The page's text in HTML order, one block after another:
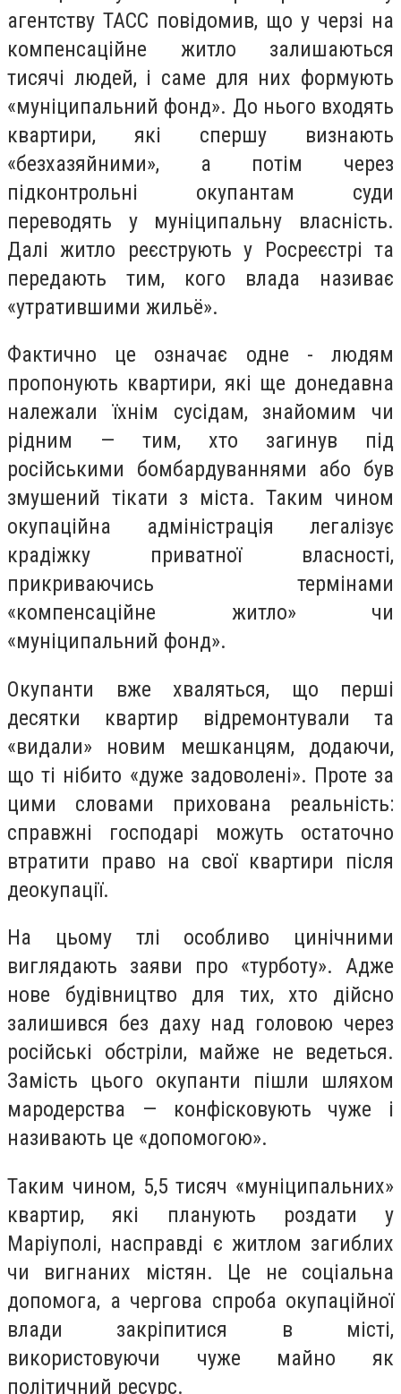
агентству ТАСС повідомив, що у черзі на
компенсаційне житло залишаються
тисячі людей, і саме для них формують
«муніципальний фонд». До нього входять
квартири, які спершу визнають
«безхазяйними», а потім через
підконтрольні окупантам суди
переводять у муніципальну власність.
Далі житло реєструють у Росреєстрі та
передають тим, кого влада називає
«утратившими жильё».
Фактично це означає одне - людям
пропонують квартири, які ще донедавна
належали їхнім сусідам, знайомим чи
рідним — тим, хто загинув під
російськими бомбардуваннями або був
змушений тікати з міста. Таким чином
окупаційна адміністрація легалізує
крадіжку приватної власності,
прикриваючись термінами
«компенсаційне житло» чи
«муніципальний фонд».
Окупанти вже хваляться, що перші
десятки квартир відремонтували та
«видали» новим мешканцям, додаючи,
що ті нібито «дуже задоволені». Проте за
цими словами прихована реальність:
справжні господарі можуть остаточно
втратити право на свої квартири після
деокупації.
На цьому тлі особливо цинічними
виглядають заяви про «турботу». Адже
нове будівництво для тих, хто дійсно
залишився без даху над головою через
російські обстріли, майже не ведеться.
Замість цього окупанти пішли шляхом
мародерства — конфісковують чуже і
називають це «допомогою».
Таким чином, 5,5 тисяч «муніципальних»
квартир, які планують роздати у
Маріуполі, насправді є житлом загиблих
чи вигнаних містян. Це не соціальна
допомога, а чергова спроба окупаційної
влади закріпитися в місті,
використовуючи чуже майно як
політичний ресурс.